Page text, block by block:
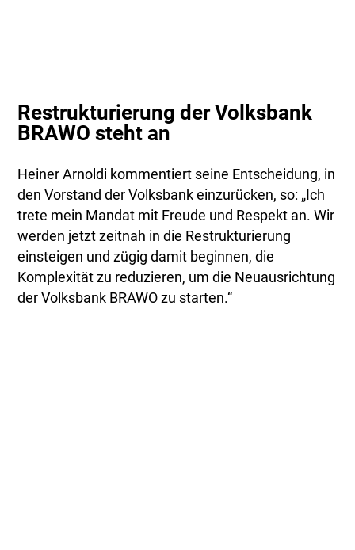
Restrukturierung der Volksbank
BRAWO steht an
Heiner Arnoldi kommentiert seine Entscheidung, in
den Vorstand der Volksbank einzurücken, so: „Ich
trete mein Mandat mit Freude und Respekt an. Wir
werden jetzt zeitnah in die Restrukturierung
einsteigen und zügig damit beginnen, die
Komplexität zu reduzieren, um die Neuausrichtung
der Volksbank BRAWO zu starten.“